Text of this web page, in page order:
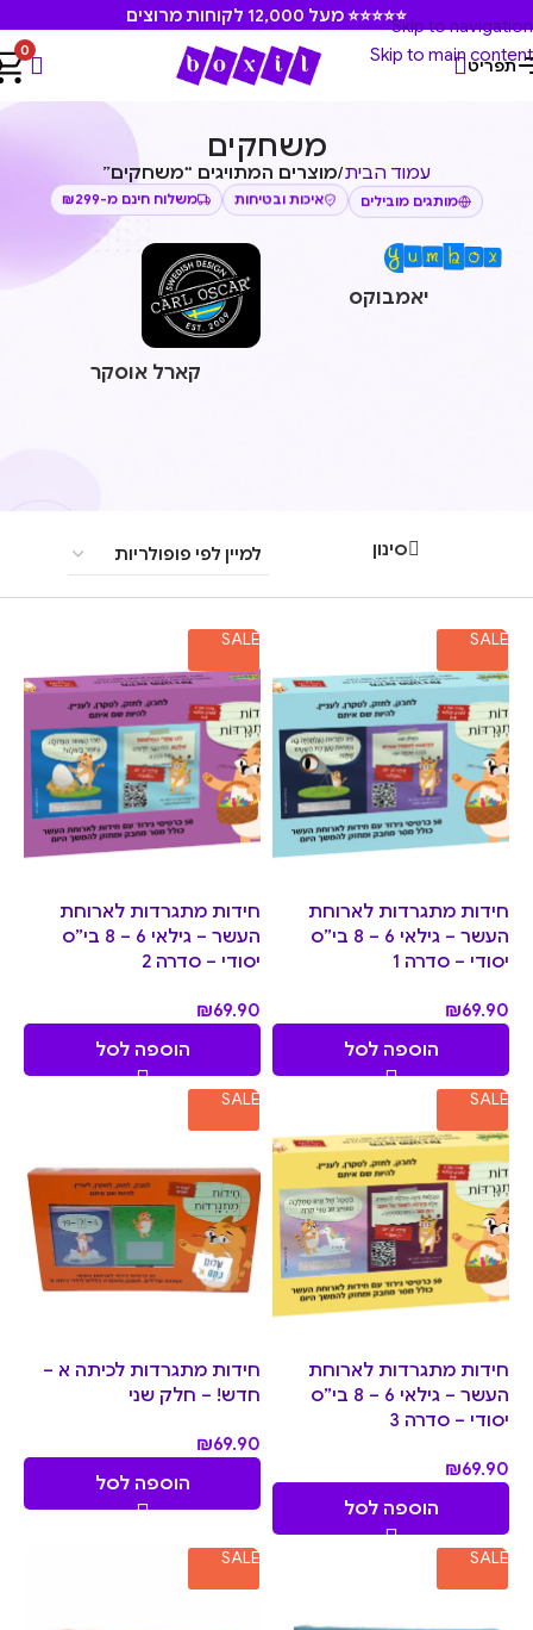
Skip to navigation
Skip to main content
⭐⭐⭐⭐⭐ מעל 12,000 לקוחות מרוצים
תפריט
0
משחקים
עמוד הבית/מוצרים המתויגים “משחקים”
מותגים מובילים איכות ובטיחות משלוח חינם מ-₪299
יאמבוקס
קארל אוסקר
סינון
SALE
חידות מתגרדות לארוחת
העשר – גילאי 6 – 8 בי”ס
יסודי – סדרה 1
₪69.90
הוספה לסל
SALE
חידות מתגרדות לארוחת
העשר – גילאי 6 – 8 בי”ס
יסודי – סדרה 2
₪69.90
הוספה לסל
SALE
חידות מתגרדות לארוחת
העשר – גילאי 6 – 8 בי”ס
יסודי – סדרה 3
₪69.90
הוספה לסל
SALE
חידות מתגרדות לכיתה א –
חדש! – חלק שני
₪69.90
הוספה לסל
SALE
SALE